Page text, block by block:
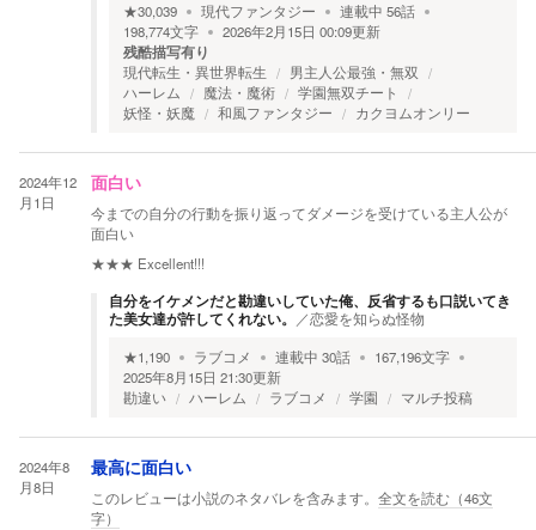
★30,039 現代ファンタジー 連載中 56話
198,774文字 2026年2月15日 00:09更新
残酷描写有り
現代転生・異世界転生
男主人公最強・無双
ハーレム
魔法・魔術
学園無双チート
妖怪・妖魔
和風ファンタジー カクヨムオンリー
2024年12
月1日
面白い
今までの自分の行動を振り返ってダメージを受けている主人公が
面白い
★★★ Excellent!!!
自分をイケメンだと勘違いしていた俺、反省するも口説いてき
た美女達が許してくれない。
／恋愛を知らぬ怪物
★1,190 ラブコメ 連載中 30話 167,196文字
2025年8月15日 21:30更新
勘違い
ハーレム ラブコメ 学園 マルチ投稿
2024年8
月8日
最高に面白い
このレビューは小説のネタバレを含みます。 全文を読む（46文
字）